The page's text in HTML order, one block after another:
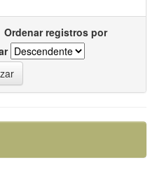
Ordenar registros por